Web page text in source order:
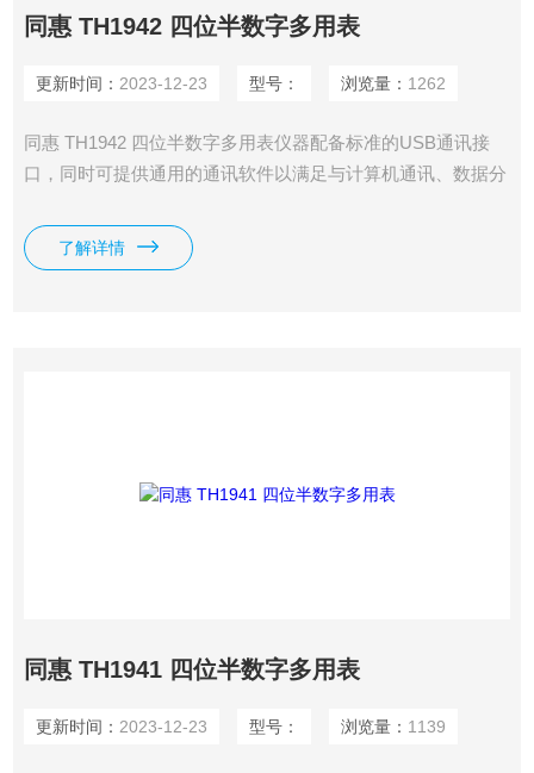
同惠 TH1942 四位半数字多用表
更新时间： 2023-12-23 型号： 浏览量： 1262
同惠 TH1942 四位半数字多用表仪器配备标准的USB通讯接
口，同时可提供通用的通讯软件以满足与计算机通讯、数据分
程仪器的标准命令）命令，以保证通讯软件的兼容性。
了解详情
同惠 TH1941 四位半数字多用表
更新时间： 2023-12-23 型号： 浏览量： 1139